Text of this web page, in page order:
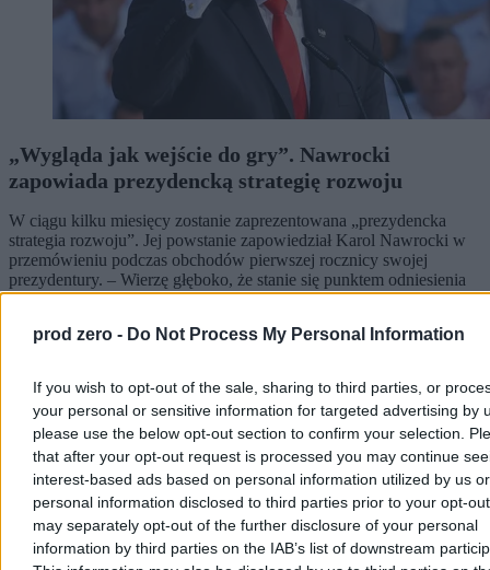
prod zero - Do Not Process My Personal Information
If you wish to opt-out of the sale, sharing to third parties, or
your personal or sensitive information for targeted advertising by
please use the below opt-out section to confirm your selection.
that after your opt-out request is processed you may continue
interest-based ads based on personal information utilized by us or
personal information disclosed to third parties prior to your opt-
may separately opt-out of the further disclosure of your personal
information by third parties on the IAB’s list of downstream
„Wygląda jak wejście do gry”. Nawrocki
zapowiada prezydencką strategię rozwoju
W ciągu kilku miesięcy zostanie zaprezentowana „prezydencka
strategia rozwoju”. Jej powstanie zapowiedział Karol Nawrocki w
przemówieniu podczas obchodów pierwszej rocznicy swojej
prezydentury. – Wierzę głęboko, że stanie się punktem odniesienia
dla najbliższej kampanii parlamentarnej – powiedział.
Krzysztof Jabłonowski
Wczoraj 20:58
4 min
Kraj